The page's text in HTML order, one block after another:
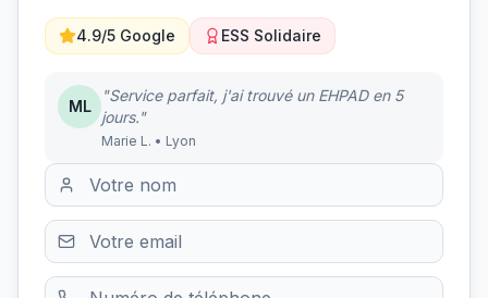
4.9/5 Google ESS Solidaire
ML
"Service parfait, j'ai trouvé un EHPAD en 5
jours."
Marie L. • Lyon